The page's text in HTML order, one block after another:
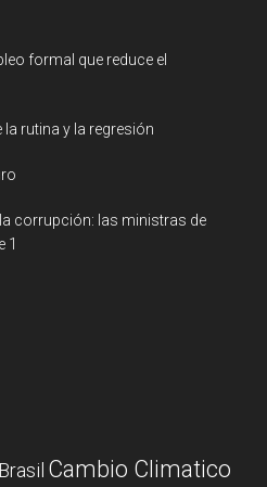
formal que reduce el
la rutina y la regresión
corrupción: las ministras de
1
Brasil Cambio Climatico